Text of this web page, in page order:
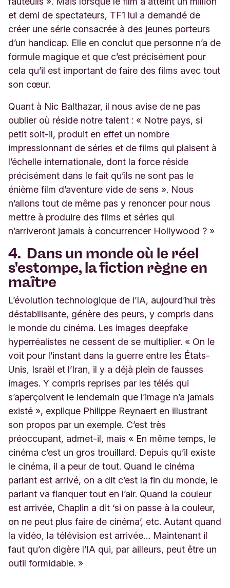
et demi de spectateurs, TF1 lui a demandé de
créer une série consacrée à des jeunes porteurs
d’un handicap. Elle en conclut que personne n’a de
formule magique et que c’est précisément pour
cela qu’il est important de faire des films avec tout
son cœur.
Quant à Nic Balthazar, il nous avise de ne pas
oublier où réside notre talent : « Notre pays, si
petit soit-il, produit en effet un nombre
impressionnant de séries et de films qui plaisent à
l’échelle internationale, dont la force réside
précisément dans le fait qu’ils ne sont pas le
énième film d’aventure vide de sens ». Nous
n’allons tout de même pas y renoncer pour nous
mettre à produire des films et séries qui
n’arriveront jamais à concurrencer Hollywood ? »
4. Dans un monde où le réel
s'estompe, la fiction règne en
maître
L’évolution technologique de l’IA, aujourd’hui très
déstabilisante, génère des peurs, y compris dans
le monde du cinéma. Les images deepfake
hyperréalistes ne cessent de se multiplier. « On le
voit pour l’instant dans la guerre entre les États-
Unis, Israël et l’Iran, il y a déjà plein de fausses
images. Y compris reprises par les télés qui
s’aperçoivent le lendemain que l’image n’a jamais
existé », explique Philippe Reynaert en illustrant
son propos par un exemple. C’est très
préoccupant, admet-il, mais « En même temps, le
cinéma c’est un gros trouillard. Depuis qu’il existe
le cinéma, il a peur de tout. Quand le cinéma
parlant est arrivé, on a dit c’est la fin du monde, le
parlant va flanquer tout en l’air. Quand la couleur
est arrivée, Chaplin a dit ‘si on passe à la couleur,
on ne peut plus faire de cinéma’, etc. Autant quand
la vidéo, la télévision est arrivée… Maintenant il
faut qu’on digère l’IA qui, par ailleurs, peut être un
outil formidable. »